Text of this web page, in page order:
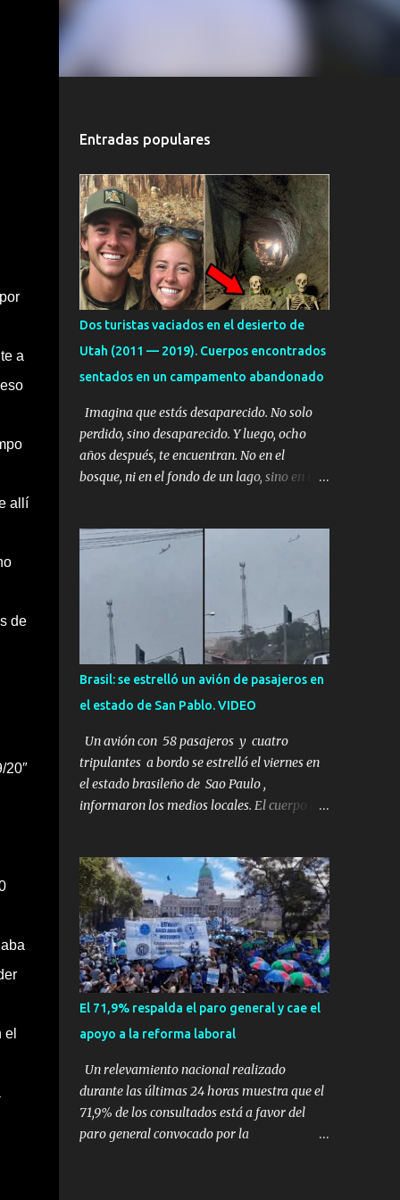
a
allí
de
20″
Entradas populares
Dos turistas vaciados en el desierto de
Utah (2011 — 2019). Cuerpos encontrados
sentados en un campamento abandonado
Imagina que estás desaparecido. No solo
perdido, sino desaparecido. Y luego, ocho
años después, te encuentran. No en el
bosque, ni en el fondo de un lago, sino en una
querido. Parece que simplemente te has
quedado dormido, pero estás muerto, con los
huesos de las piernas rotos. Esta no es una
historia de monstruos de película. Esta es la
historia real de Sarah y Andrew. Es la
historia de cómo un viaje de tres días al
desierto se convirtió en un misterio de ocho
años, cuya respuesta resultó ser más
aterradora de lo que nadie podría haber
imaginado. Esta historia comenzó en 2011.
Sarah y Andrew eran una pareja normal de
Colorado. Ella tenía 26 años. Él, 28. No eran
aficionados a los deportes extremos ni
querían pasar un fin de semana lejos de la
ciudad. Su plan era de lo más sencillo. Tomar
su viejo pero confiable auto, con...
Brasil: se estrelló un avión de pasajeros en
el estado de San Pablo. VIDEO
Un avión con 58 pasajeros y cuatro
tripulantes a bordo se estrelló el viernes en
el estado brasileño de Sao Paulo ,
informaron los medios locales. El cuerpo de
medio local G1, en el complejo residencial
Recanto Florido. video; La cadena de
televisión brasileña GloboNews mostró
imágenes de una gran zona en llamas y
humo saliendo de un aparente fuselaje del
avión. Otras imágenes de GloboNews
mostraban un avión que descendía
verticalmente en espiral mientras que un
usuario compartió las llamas y la densa
humareda negra que salían de la nave, que
se había estrellado a metros de su casa,
entre los árboles. Según confirmó la
aerolínea, Voepass Linhas Aéreas, se trataba
El 71,9% respalda el paro general y cae el
apoyo a la reforma laboral
Un relevamiento nacional realizado
durante las últimas 24 horas muestra que el
71,9% de los consultados está a favor del
paro general convocado por la